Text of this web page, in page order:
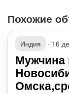
Похожие
Индия · 16
Мужчина